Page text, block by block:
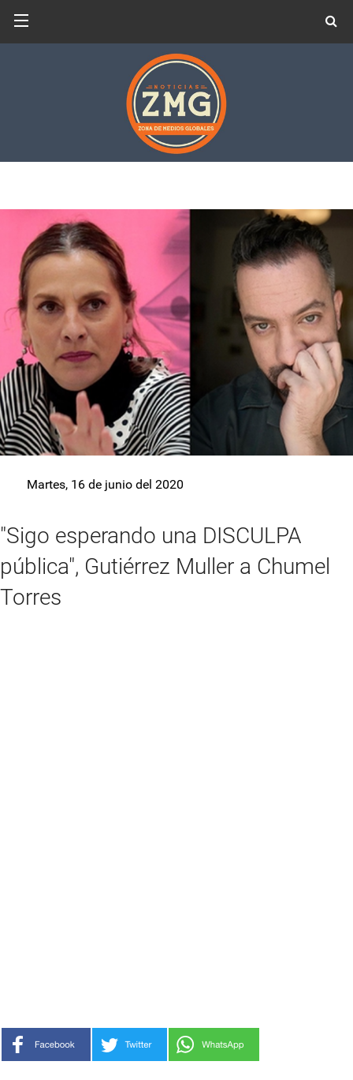
Martes, 16 de junio del 2020
"Sigo esperando una DISCULPA
pública", Gutiérrez Muller a Chumel
Torres